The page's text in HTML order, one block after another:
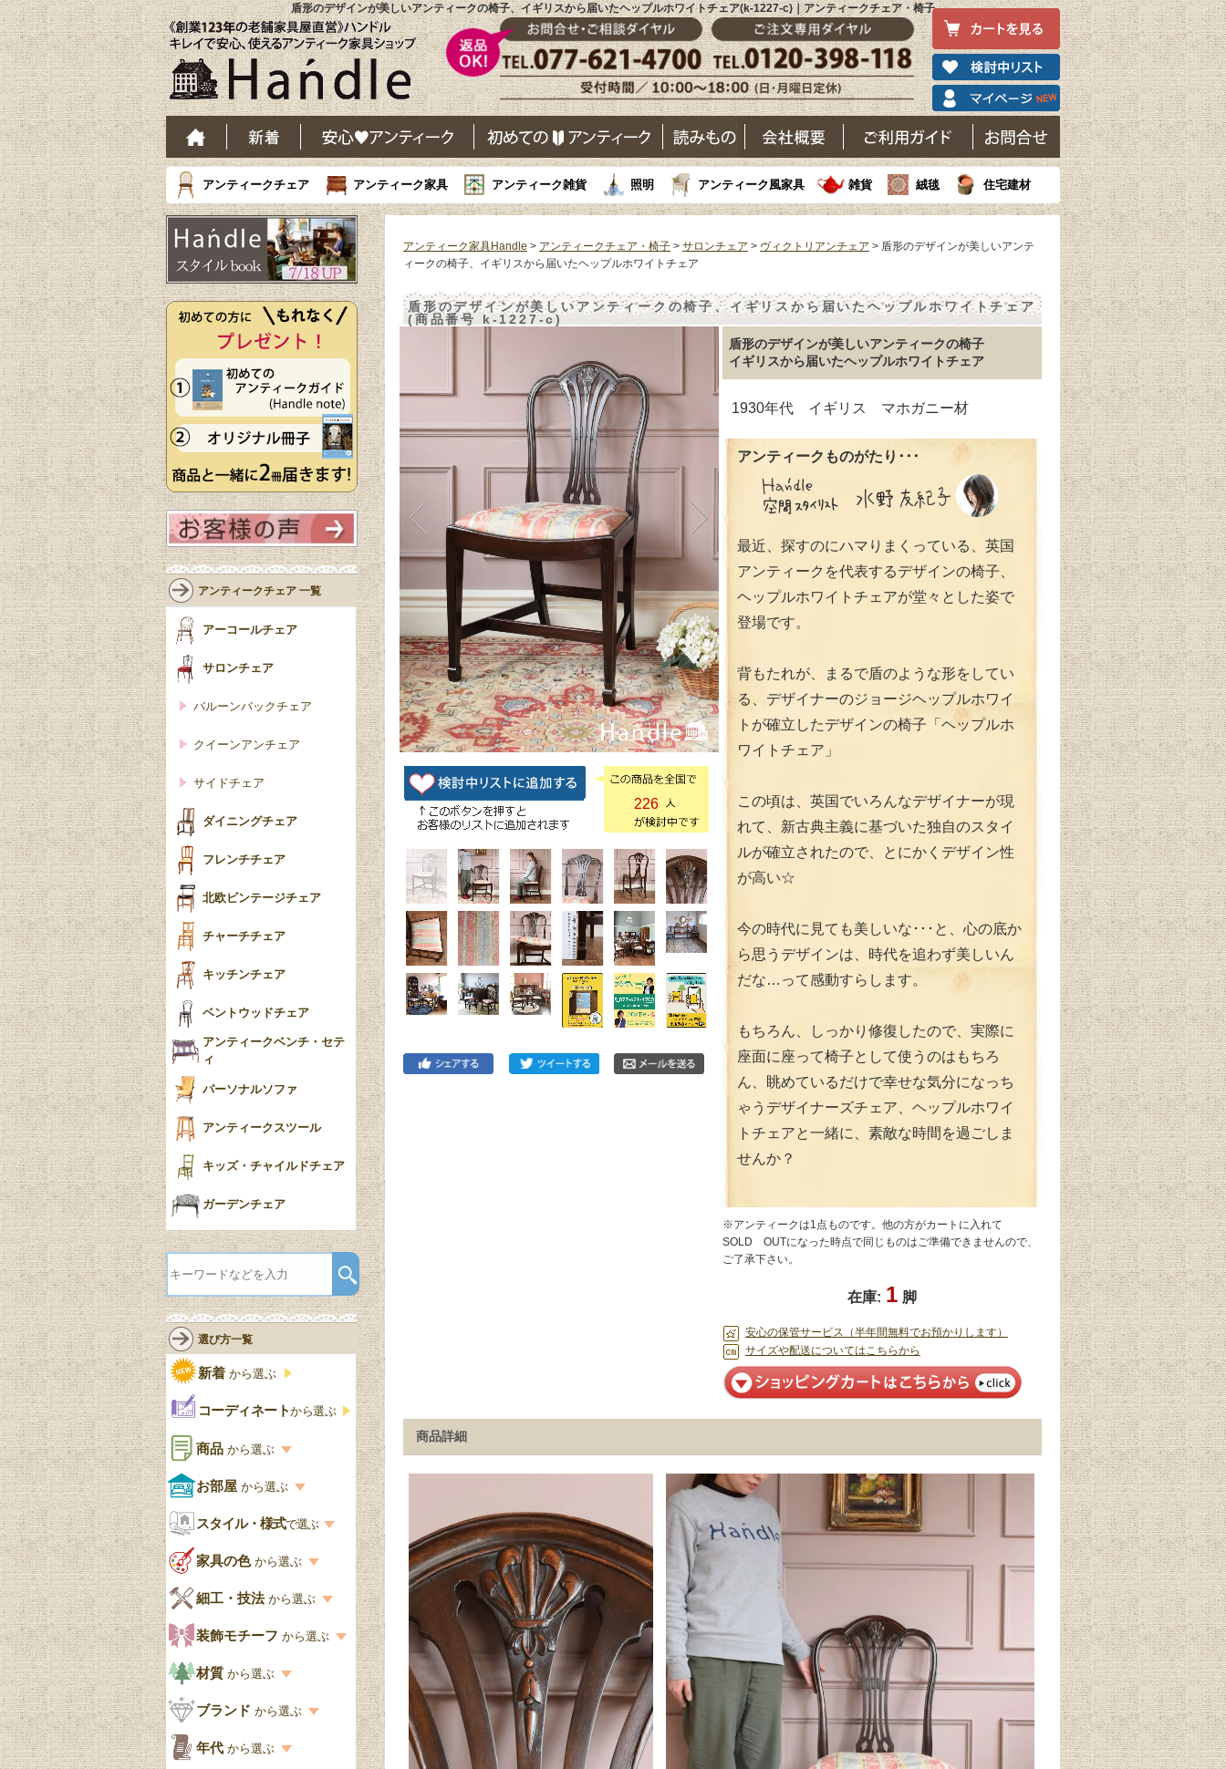
盾形のデザインが美しいアンティークの椅子、イギリスから届いたヘップルホワイトチェア(k-1227-c)｜アンティークチェア・椅子
アンティークチェア アンティーク家具 アンティーク雑貨 照明 アンティーク風家具 雑貨 絨毯 住宅建材
アンティーク家具Handle > アンティークチェア・椅子 > サロンチェア > ヴィクトリアンチェア > 盾形のデザインが美しいアンテ
ィークの椅子、イギリスから届いたヘップルホワイトチェア
盾形のデザインが美しいアンティークの椅子、イギリスから届いたヘップルホワイトチェア
(商品番号 k-1227-c)
226
盾形のデザインが美しいアンティークの椅子
イギリスから届いたヘップルホワイトチェア
1930年代 イギリス マホガニー材
アンティークものがたり･･･
最近、探すのにハマりまくっている、英国
アンティークを代表するデザインの椅子、
ヘップルホワイトチェアが堂々とした姿で
登場です。
背もたれが、まるで盾のような形をしてい
る、デザイナーのジョージヘップルホワイ
トが確立したデザインの椅子「ヘップルホ
ワイトチェア」
この頃は、英国でいろんなデザイナーが現
れて、新古典主義に基づいた独自のスタイ
ルが確立されたので、とにかくデザイン性
が高い☆
今の時代に見ても美しいな･･･と、心の底か
ら思うデザインは、時代を追わず美しいん
だな…って感動すらします。
もちろん、しっかり修復したので、実際に
座面に座って椅子として使うのはもちろ
ん、眺めているだけで幸せな気分になっち
ゃうデザイナーズチェア、ヘップルホワイ
トチェアと一緒に、素敵な時間を過ごしま
せんか？
※アンティークは1点ものです。他の方がカートに入れて
SOLD OUTになった時点で同じものはご準備できませんので、
ご了承下さい。
在庫: 1 脚
安心の保管サービス（半年間無料でお預かりします）
サイズや配送についてはこちらから
商品詳細
アンティークチェア 一覧
アーコールチェア
サロンチェア
バルーンバックチェア
クイーンアンチェア
サイドチェア
ダイニングチェア
フレンチチェア
北欧ビンテージチェア
チャーチチェア
キッチンチェア
ベントウッドチェア
アンティークベンチ・セテ
ィ
パーソナルソファ
アンティークスツール
キッズ・チャイルドチェア
ガーデンチェア
選び方一覧
新着 から選ぶ
コーディネートから選ぶ
商品 から選ぶ
商品一覧を見る
収納家具
書棚
デスクおしゃれ
食器棚おしゃれ
木製ワゴン
お部屋 から選ぶ
お部屋から選ぶ一覧
リビング
キッチン・ダイニング
スタイル・様式で選ぶ
スタイル一覧
英国アンティーク
英国クラシック
家具の色から選ぶ
家具の色一覧
カスタード色
アップルパイ色
細工・技法 から選ぶ
細工・技法の一覧
象嵌・マーケットリー
寄木・パーケットリー
装飾モチーフ から選ぶ
模様の一覧
ペディメント
コーニス
材質 から選ぶ
材質の一覧
オーク材
ブランド から選ぶ
ブランド一覧
年代 から選ぶ